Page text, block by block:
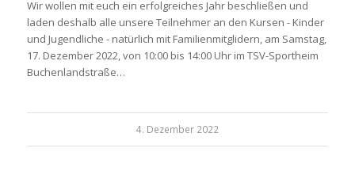
Wir wollen mit euch ein erfolgreiches Jahr beschließen und
laden deshalb alle unsere Teilnehmer an den Kursen - Kinder
und Jugendliche - natürlich mit Familienmitglidern, am Samstag,
17. Dezember 2022, von 10:00 bis 14:00 Uhr im TSV-Sportheim
Buchenlandstraße…
4. Dezember 2022